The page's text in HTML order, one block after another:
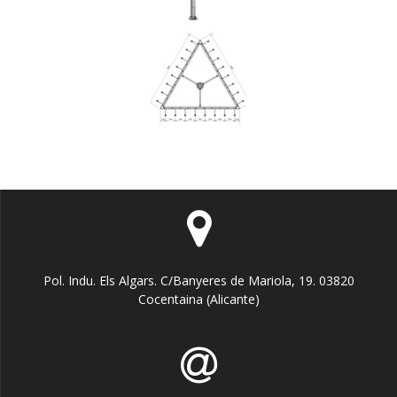
Pol. Indu. Els Algars. C/Banyeres de Mariola, 19. 03820
Cocentaina (Alicante)